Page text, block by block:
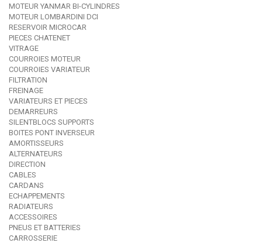
MOTEUR YANMAR BI-CYLINDRES
MOTEUR LOMBARDINI DCI
RESERVOIR MICROCAR
PIECES CHATENET
VITRAGE
COURROIES MOTEUR
COURROIES VARIATEUR
FILTRATION
FREINAGE
VARIATEURS ET PIECES
DEMARREURS
SILENTBLOCS SUPPORTS
BOITES PONT INVERSEUR
AMORTISSEURS
ALTERNATEURS
DIRECTION
CABLES
CARDANS
ECHAPPEMENTS
RADIATEURS
ACCESSOIRES
PNEUS ET BATTERIES
CARROSSERIE